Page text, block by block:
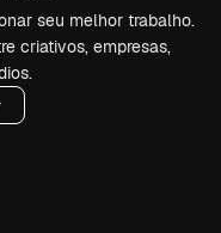
seu melhor trabalho.
criativos, empresas,